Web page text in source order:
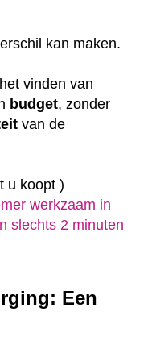
kan maken.
vinden van
budget, zonder
van de
u koopt )
werkzaam in
slechts 2 minuten
Een